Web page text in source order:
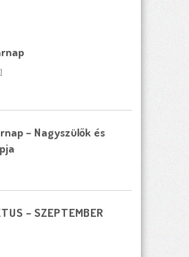
– Nagyszülők és
– SZEPTEMBER